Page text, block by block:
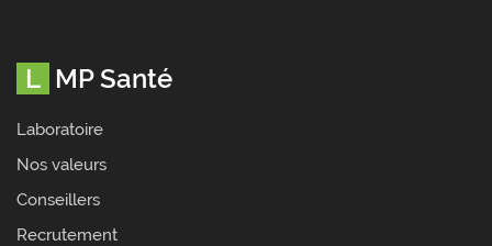
LMP Santé
Laboratoire
Nos valeurs
Conseillers
Recrutement